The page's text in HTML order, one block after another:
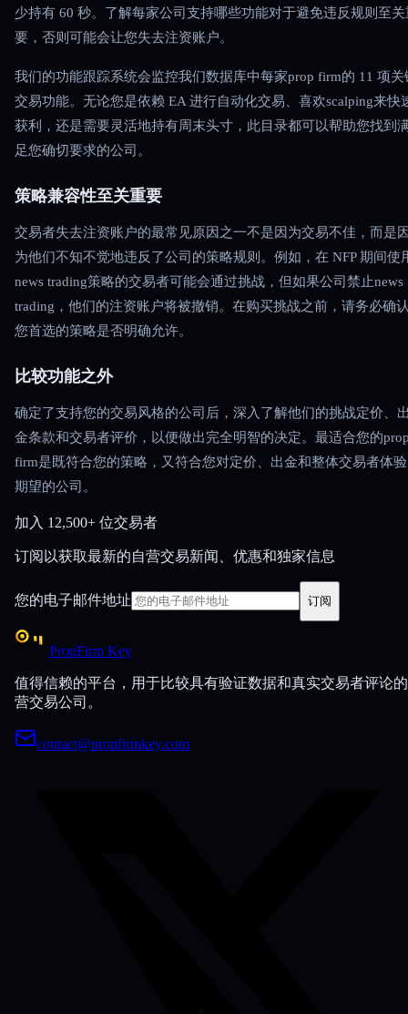
少持有 60 秒。了解每家公司支持哪些功能对于避免违反规则至关
要，否则可能会让您失去注资账户。
我们的功能跟踪系统会监控我们数据库中每家prop firm的 11 项关
交易功能。无论您是依赖 EA 进行自动化交易、喜欢scalping来快
获利，还是需要灵活地持有周末头寸，此目录都可以帮助您找到
足您确切要求的公司。
策略兼容性至关重要
交易者失去注资账户的最常见原因之一不是因为交易不佳，而是
为他们不知不觉地违反了公司的策略规则。例如，在 NFP 期间使
news trading策略的交易者可能会通过挑战，但如果公司禁止news
trading，他们的注资账户将被撤销。在购买挑战之前，请务必确
您首选的策略是否明确允许。
比较功能之外
确定了支持您的交易风格的公司后，深入了解他们的挑战定价、
金条款和交易者评价，以便做出完全明智的决定。最适合您的
firm是既符合您的策略，又符合您对定价、出金和整体交易者体
期望的公司。
加入 12,500+ 位交易者
订阅以获取最新的自营交易新闻、优惠和独家信息
您的电子邮件地址 订阅
PropFirm Key
值得信赖的平台，用于比较具有验证数据和真实交易者评论
营交易公司。
contact@propfirmkey.com